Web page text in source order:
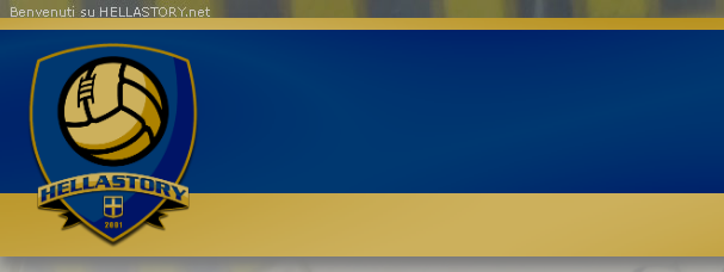
Benvenuti su HELLASTORY.net